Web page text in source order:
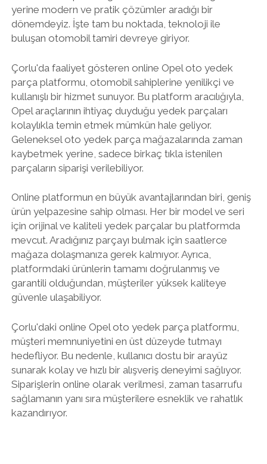
yerine modern ve pratik çözümler aradığı bir
dönemdeyiz. İşte tam bu noktada, teknoloji ile
buluşan otomobil tamiri devreye giriyor.
Çorlu'da faaliyet gösteren online Opel oto yedek
parça platformu, otomobil sahiplerine yenilikçi ve
kullanışlı bir hizmet sunuyor. Bu platform aracılığıyla,
Opel araçlarının ihtiyaç duyduğu yedek parçaları
kolaylıkla temin etmek mümkün hale geliyor.
Geleneksel oto yedek parça mağazalarında zaman
kaybetmek yerine, sadece birkaç tıkla istenilen
parçaların siparişi verilebiliyor.
Online platformun en büyük avantajlarından biri, geniş
ürün yelpazesine sahip olması. Her bir model ve seri
için orijinal ve kaliteli yedek parçalar bu platformda
mevcut. Aradığınız parçayı bulmak için saatlerce
mağaza dolaşmanıza gerek kalmıyor. Ayrıca,
platformdaki ürünlerin tamamı doğrulanmış ve
garantili olduğundan, müşteriler yüksek kaliteye
güvenle ulaşabiliyor.
Çorlu'daki online Opel oto yedek parça platformu,
müşteri memnuniyetini en üst düzeyde tutmayı
hedefliyor. Bu nedenle, kullanıcı dostu bir arayüz
sunarak kolay ve hızlı bir alışveriş deneyimi sağlıyor.
Siparişlerin online olarak verilmesi, zaman tasarrufu
sağlamanın yanı sıra müşterilere esneklik ve rahatlık
kazandırıyor.